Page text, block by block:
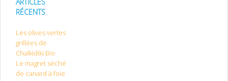
RÉCENTS
Les olives vertes
grillées de
Chalkidiki Bio
Le magret séché
de canard à foie